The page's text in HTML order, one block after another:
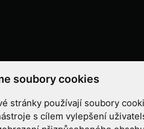
soubory cookies
stránky používají soubory
s cílem vylepšení